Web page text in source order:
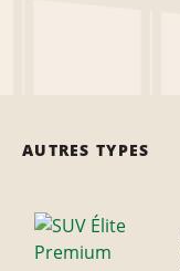
AUTRES TYPES